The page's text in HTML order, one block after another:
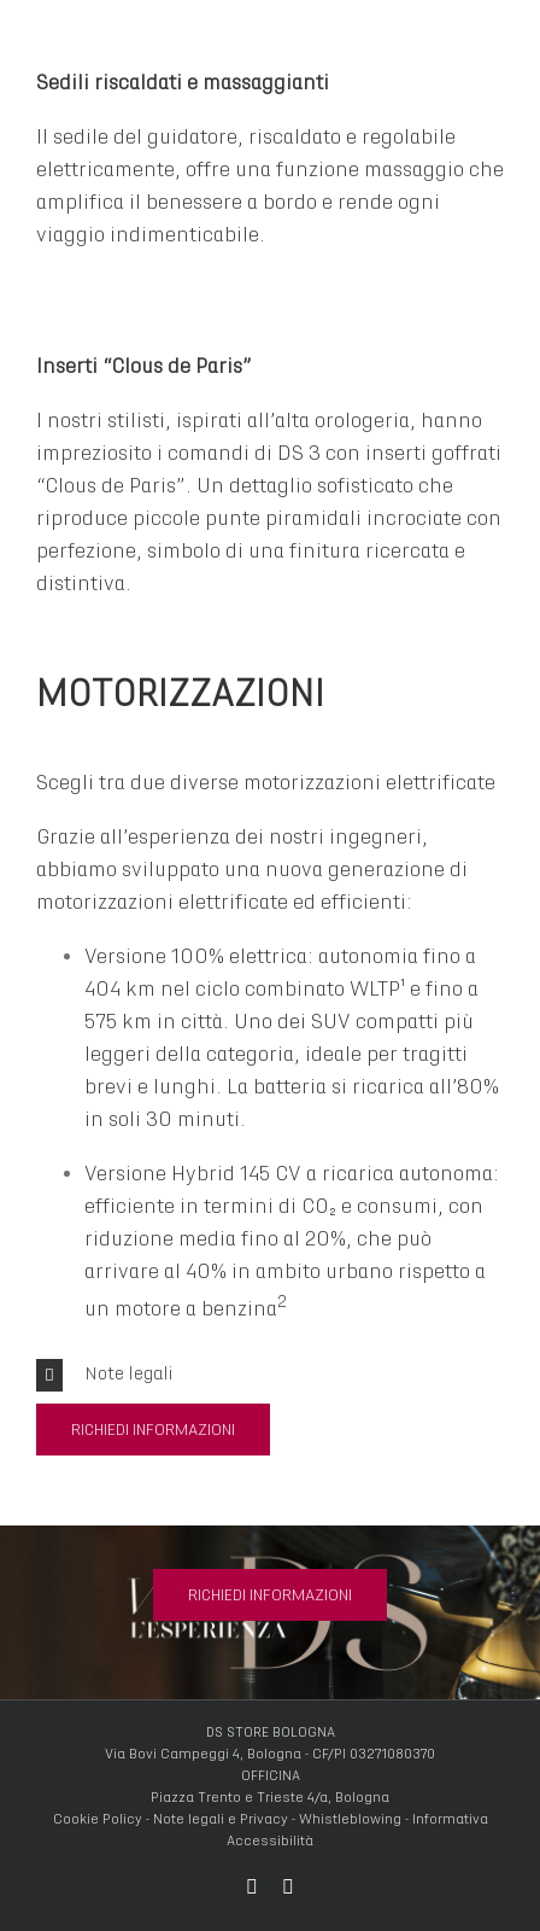
Sedili riscaldati e massaggianti
Il sedile del guidatore, riscaldato e regolabile
elettricamente, offre una funzione massaggio che
amplifica il benessere a bordo e rende ogni
viaggio indimenticabile.
Inserti “Clous de Paris”
I nostri stilisti, ispirati all’alta orologeria, hanno
impreziosito i comandi di DS 3 con inserti goffrati
“Clous de Paris”. Un dettaglio sofisticato che
riproduce piccole punte piramidali incrociate con
perfezione, simbolo di una finitura ricercata e
distintiva.
MOTORIZZAZIONI
Scegli tra due diverse motorizzazioni elettrificate
Grazie all’esperienza dei nostri ingegneri,
abbiamo sviluppato una nuova generazione di
motorizzazioni elettrificate ed efficienti:
Versione 100% elettrica: autonomia fino a
404 km nel ciclo combinato WLTP¹ e fino a
575 km in città. Uno dei SUV compatti più
leggeri della categoria, ideale per tragitti
brevi e lunghi. La batteria si ricarica all’80%
in soli 30 minuti.
Versione Hybrid 145 CV a ricarica autonoma:
efficiente in termini di CO₂ e consumi, con
riduzione media fino al 20%, che può
arrivare al 40% in ambito urbano rispetto a
un motore a benzina2
Note legali
RICHIEDI INFORMAZIONI
RICHIEDI INFORMAZIONI
DS STORE BOLOGNA
Via Bovi Campeggi 4, Bologna - CF/PI 03271080370
OFFICINA
Piazza Trento e Trieste 4/a, Bologna
Cookie Policy - Note legali e Privacy - Whistleblowing - Informativa
Accessibilità
Facebook